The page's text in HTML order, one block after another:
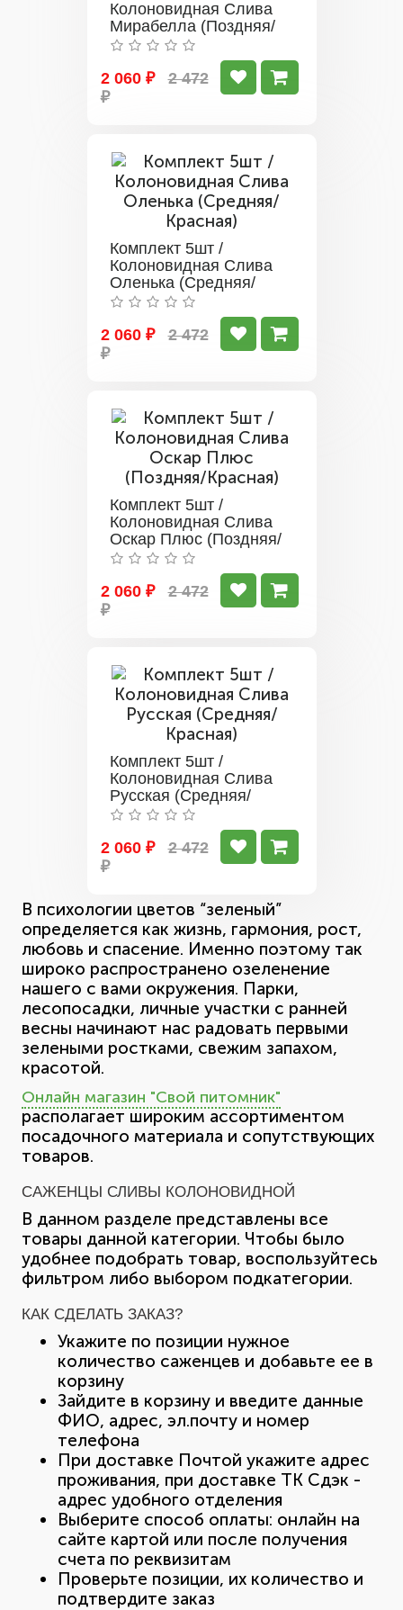
Колоновидная Слива
Мирабелла (Поздняя/
Желтая)
2 060 ₽
2 472
₽
Комплект 5шт /
Колоновидная Слива
Оленька (Средняя/
Красная)
2 060 ₽
2 472
₽
Комплект 5шт /
Колоновидная Слива
Оскар Плюс (Поздняя/
Красная)
2 060 ₽
2 472
₽
Комплект 5шт /
Колоновидная Слива
Русская (Средняя/
Красная)
2 060 ₽
2 472
₽
В психологии цветов “зеленый”
определяется как жизнь, гармония, рост,
любовь и спасение. Именно поэтому так
широко распространено озеленение
нашего с вами окружения. Парки,
лесопосадки, личные участки с ранней
весны начинают нас радовать первыми
зелеными ростками, свежим запахом,
красотой.
Онлайн магазин "Свой питомник"
располагает широким ассортиментом
посадочного материала и сопутствующих
товаров.
САЖЕНЦЫ СЛИВЫ КОЛОНОВИДНОЙ
В данном разделе представлены все
товары данной категории. Чтобы было
удобнее подобрать товар, воспользуйтесь
фильтром либо выбором подкатегории.
КАК СДЕЛАТЬ ЗАКАЗ?
Укажите по позиции нужное
количество саженцев и добавьте ее в
корзину
Зайдите в корзину и введите данные
ФИО, адрес, эл.почту и номер
телефона
При доставке Почтой укажите адрес
проживания, при доставке ТК Сдэк -
адрес удобного отделения
Выберите способ оплаты: онлайн на
сайте картой или после получения
счета по реквизитам
Проверьте позиции, их количество и
подтвердите заказ